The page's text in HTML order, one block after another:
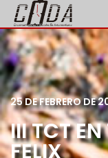
25 DE FEBRERO DE
III TCT EN
FELIX